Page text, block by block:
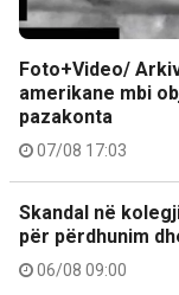
Foto+Video/
amerikane mbi
pazakonta
07/08 17:03
Skandal në
për përdhunim
06/08 09:00